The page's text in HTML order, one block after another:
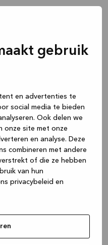
gebruik
en advertenties te
social media te bieden
Ook delen we
onze site met onze
en analyse. Deze
combineren met andere
of die ze hebben
van hun
privacybeleid en
browser console for more
.